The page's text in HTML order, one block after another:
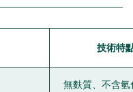
技術特
無麩質、不含氫